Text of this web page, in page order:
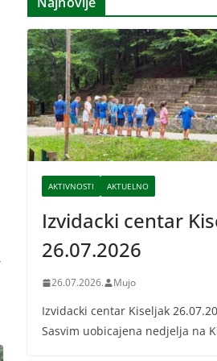
v
e
AKTIVNOSTI AKTUELNO
Izvidacki centar
26.07.2026
26.07.2026. Mujo
Izvidacki centar Kiseljak
Sasvim uobicajena nedjelja na